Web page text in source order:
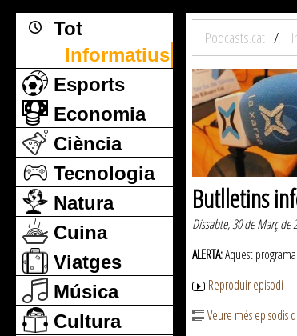
Tot
Informatius
Esports
Economia
Ciència
Tecnologia
Natura
Cuina
Viatges
Música
Cultura
Podcasts.cat
Butlletins
Dissabte, 30 de Març de
ALERTA:Aquest
Reproduir episodi
Veure més episodis